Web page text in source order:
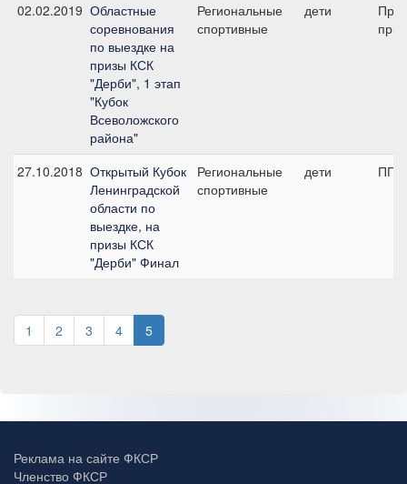
02.02.2019 Областные
соревнования
по выездке на
призы КСК
"Дерби", 1 этап
"Кубок
Всеволожского
района"
Региональные
спортивные
дети
27.10.2018 Открытый Кубок
Ленинградской
области по
выездке, на
призы КСК
"Дерби" Финал
Региональные
спортивные
дети ПП
1 2 3 4 5
Реклама на сайте ФКСР
Членство ФКСР